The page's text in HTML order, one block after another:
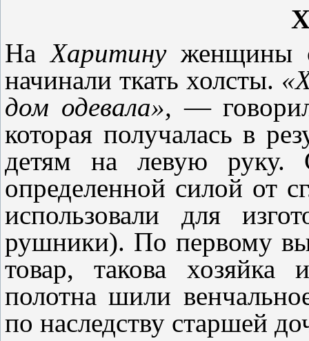
НаХаритинуженщины
начинали ткать холсты.
дом одевала», —
которая получалась в
детям на левую руку.
определенной силой от
использовали для
рушники). По первому
товар, такова
полотна шили
по наследству старшей